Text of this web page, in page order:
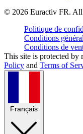
© 2026 Euractiv FR. All
Politique de
Conditions
Conditions de
This site is protected
Policy and Terms of
Français